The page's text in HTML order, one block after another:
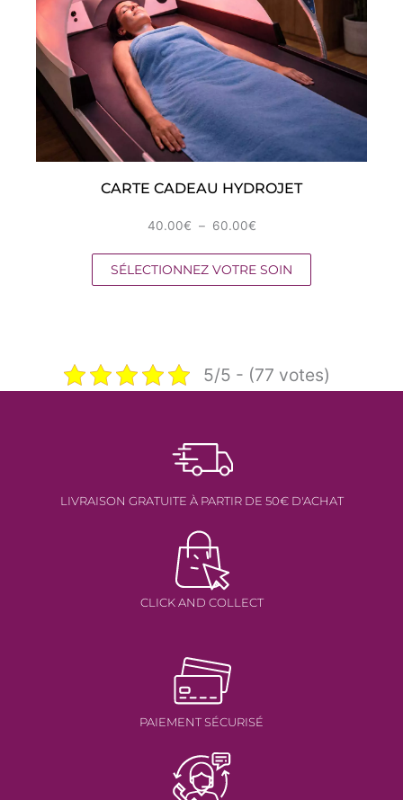
CARTE CADEAU HYDROJET
40.00€ – 60.00€Plage
prix :
40.00€
SÉLECTIONNEZ VOTRE SOIN
5/5 - (77 votes)
LIVRAISON GRATUITE À PARTIR DE 50€ D'ACHAT
CLICK AND COLLECT
PAIEMENT SÉCURISÉ